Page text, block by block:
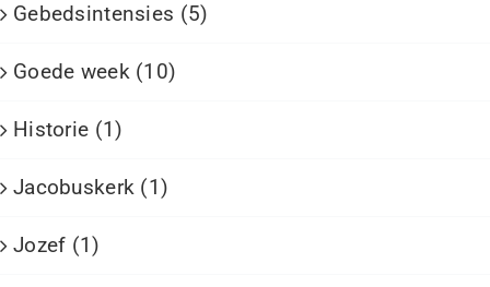
Gebedsintensies (5)
Goede week (10)
Historie (1)
Jacobuskerk (1)
Jozef (1)